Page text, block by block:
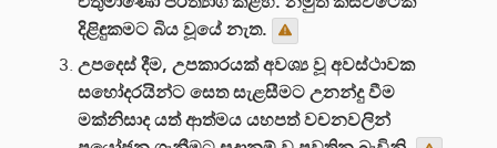
දිළිඳුකමට බිය වූයේ නැත.
උපදෙස් දීම, උපකාරයක් අවශ්‍ය වූ අවස්ථාවක
සහෝදරයින්ට සෙත සැළසීමට උනන්දු වීම
මක්නිසාද යත් ආත්මය යහපත් වචනවලින්